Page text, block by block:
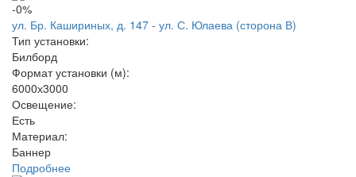
-0%
ул. Бр. Кашириных, д. 147 - ул. С. Юлаева (сторона В)
Тип установки:
Билборд
Формат установки (м):
6000х3000
Освещение:
Есть
Материал:
Баннер
Подробнее